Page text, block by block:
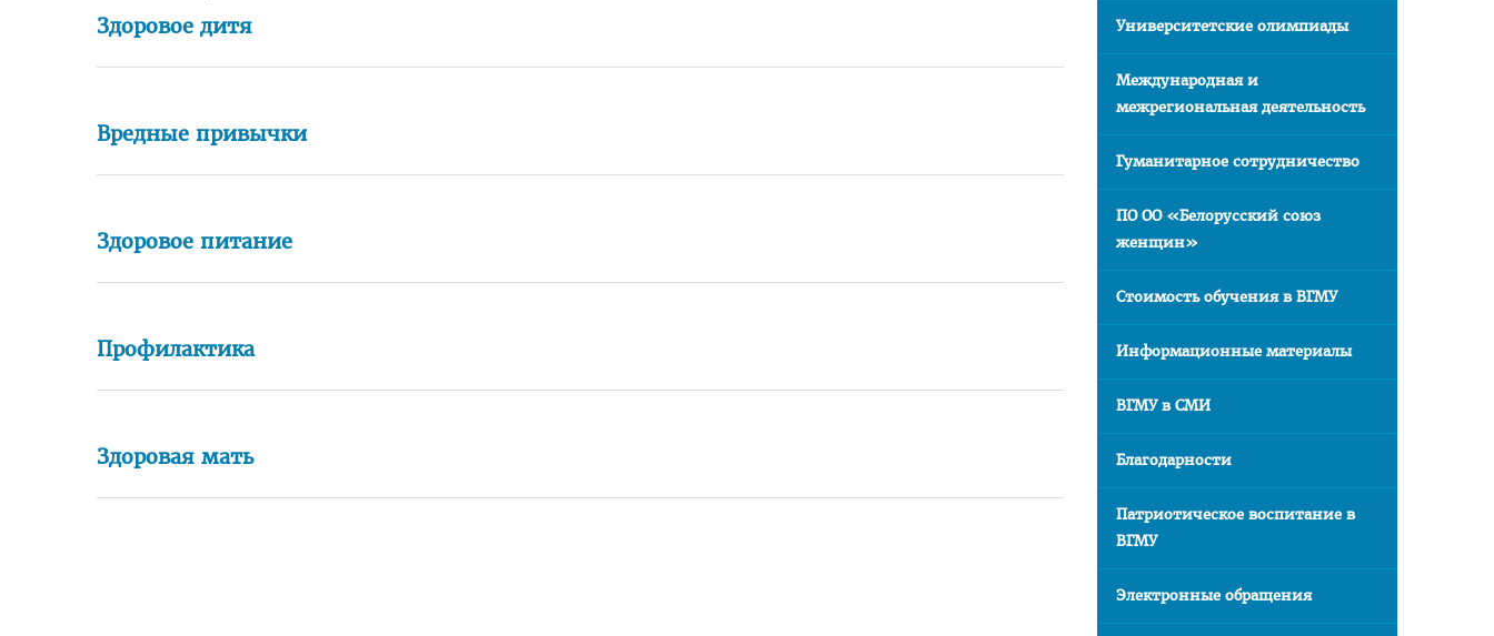
Здоровое дитя
Вредные привычки
Здоровое питание
Профилактика
Здоровая мать
Университетские олимпиады
Международная и
межрегиональная деятельность
Гуманитарное сотрудничество
ПО ОО «Белорусский союз
женщин»
Стоимость обучения в ВГМУ
Информационные материалы
ВГМУ в СМИ
Благодарности
Патриотическое воспитание в
ВГМУ
Электронные обращения